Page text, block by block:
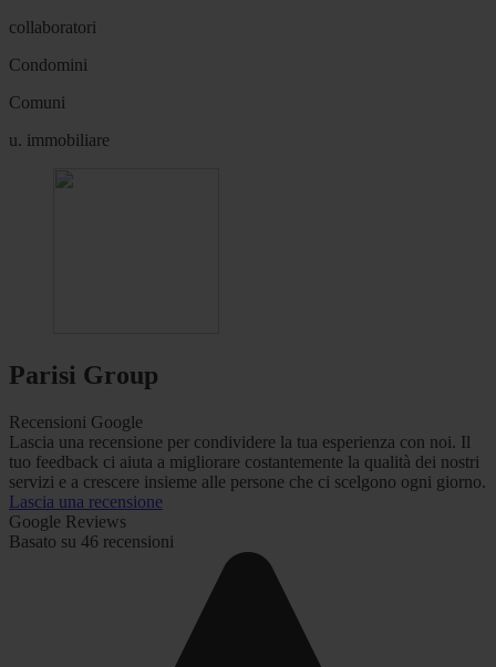
collaboratori
Condomini
Comuni
u. immobiliare
Parisi Group
Recensioni Google
Lascia una recensione per condividere la tua esperienza con noi. Il
tuo feedback ci aiuta a migliorare costantemente la qualità dei nostri
servizi e a crescere insieme alle persone che ci scelgono ogni giorno.
Lascia una recensione
Google Reviews
Basato su 46 recensioni